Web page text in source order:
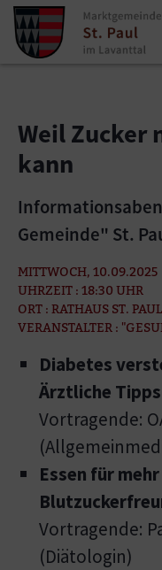
Zum Inhalt springen
Zum Seitenende
Weil Zucker
kann
Gemeinde" St.
MITTWOCH, 10.09.2025
UHRZEIT : 18:30 UHR
ORT : RATHAUS ST. PAUL
VERANSTALTER :
Diabetes
Ärztliche
Vortragende:
Essen für
Vortragende:
(Diätologin)